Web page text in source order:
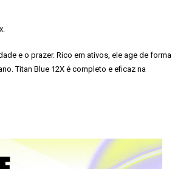
e o prazer. Rico em ativos, ele age de forma
Titan Blue 12X é completo e eficaz na